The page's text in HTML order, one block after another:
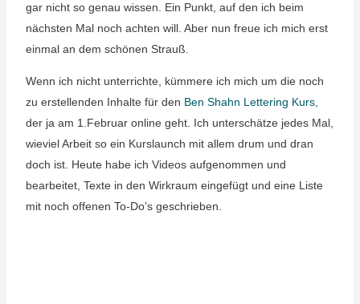
gar nicht so genau wissen. Ein Punkt, auf den ich beim
nächsten Mal noch achten will. Aber nun freue ich mich erst
einmal an dem schönen Strauß.
Wenn ich nicht unterrichte, kümmere ich mich um die noch
zu erstellenden Inhalte für den Ben Shahn Lettering Kurs,
der ja am 1.Februar online geht. Ich unterschätze jedes Mal,
wieviel Arbeit so ein Kurslaunch mit allem drum und dran
doch ist. Heute habe ich Videos aufgenommen und
bearbeitet, Texte in den Wirkraum eingefügt und eine Liste
mit noch offenen To-Do’s geschrieben.